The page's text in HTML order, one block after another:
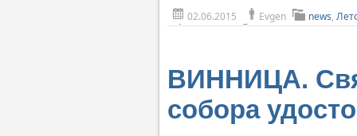
02.06.2015 Evgen news,
ВИННИЦА.
собора